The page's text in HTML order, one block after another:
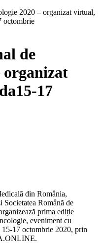
2020 – organizat virtual,
octombrie
de
organizat
17
din România,
Societatea Română de
prima ediție
eveniment cu
17 octombrie 2020, prin